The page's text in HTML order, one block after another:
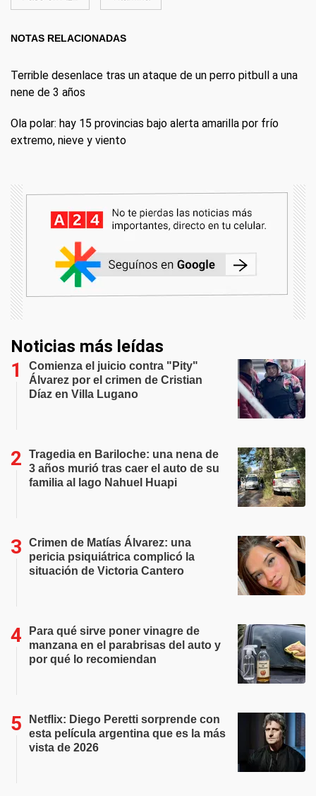
NOTAS RELACIONADAS
Terrible desenlace tras un ataque de un perro pitbull a una
nene de 3 años
Ola polar: hay 15 provincias bajo alerta amarilla por frío
extremo, nieve y viento
Noticias más leídas
Comienza el juicio contra "Pity"
Álvarez por el crimen de Cristian
Díaz en Villa Lugano
Tragedia en Bariloche: una nena de
3 años murió tras caer el auto de su
familia al lago Nahuel Huapi
Crimen de Matías Álvarez: una
pericia psiquiátrica complicó la
situación de Victoria Cantero
Para qué sirve poner vinagre de
manzana en el parabrisas del auto y
por qué lo recomiendan
Netflix: Diego Peretti sorprende con
esta película argentina que es la más
vista de 2026